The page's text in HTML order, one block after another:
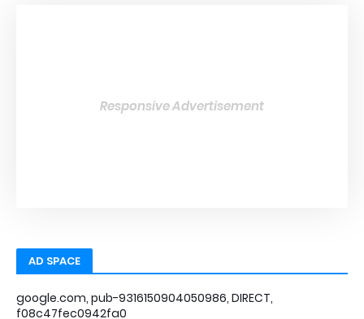
Responsive Advertisement
AD SPACE
google.com, pub-9316150904050986, DIRECT,
f08c47fec0942fa0